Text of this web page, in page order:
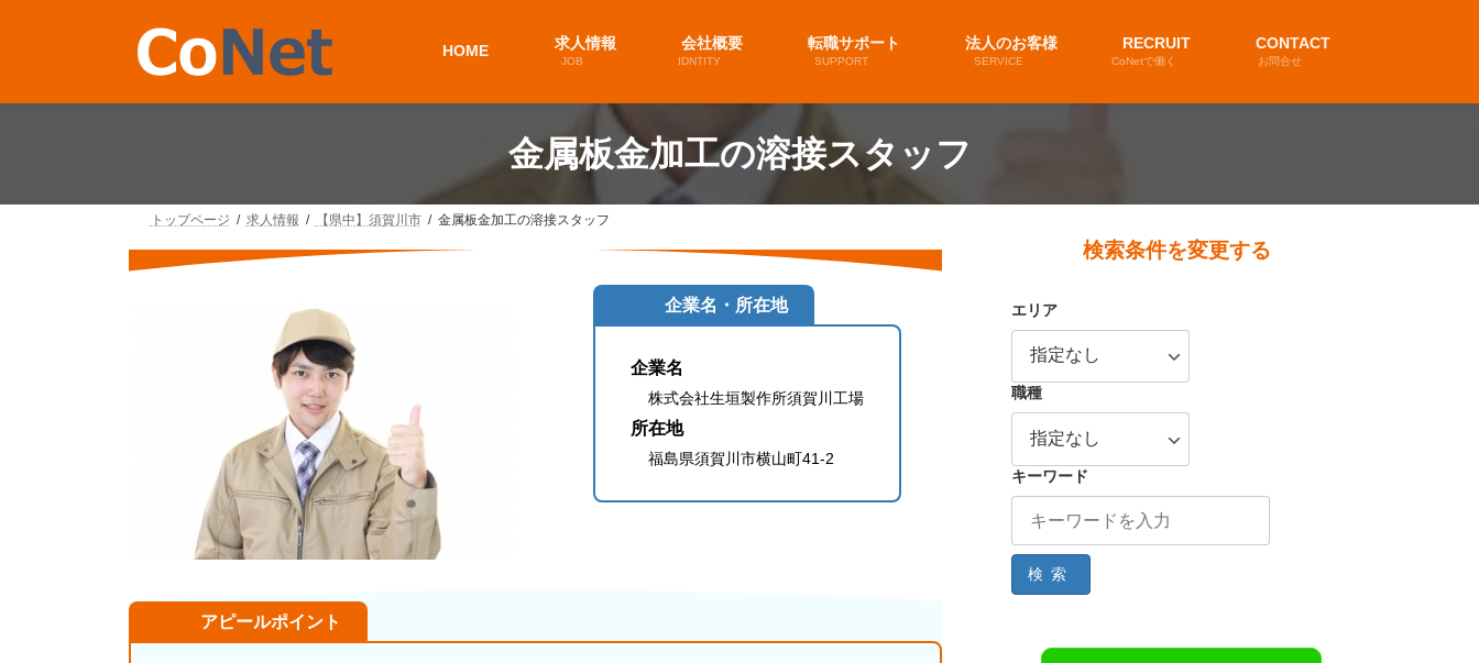
ツ
シ
HOME 求人情報
JOB
会社概要
IDNTITY
転職サポート
SUPPORT
法人のお客様
SERVICE
RECRUIT
CoNetで働く
CONTACT
お問合せ
金属板金加工の溶接スタッフ
トップページ 求人情報 【県中】須賀川市 金属板金加工の溶接スタッフ
企業名・所在地
企業名
株式会社生垣製作所須賀川工場
所在地
福島県須賀川市横山町41-2
アピールポイント
検索条件を変更する
エリア
職種
キーワード
検索